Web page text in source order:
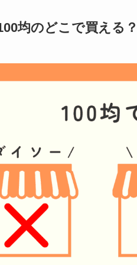
均のどこで買える